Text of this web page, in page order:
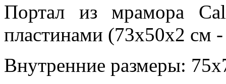
Портал из мрамора
пластинами (73х50х2 см
Внутренние размеры: